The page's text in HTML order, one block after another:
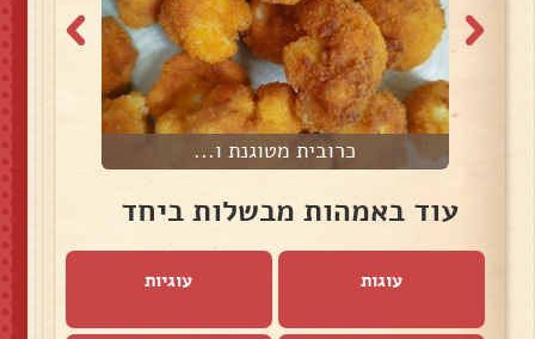
כרובית מטוגנת ו...
עוד באמהות מבשלות ביחד
עוגות עוגיות